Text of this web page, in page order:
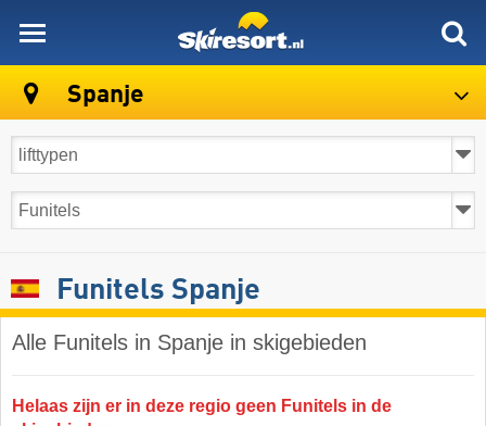
Spanje
Funitels Spanje
Alle Funitels in Spanje in skigebieden
Helaas zijn er in deze regio geen Funitels in de